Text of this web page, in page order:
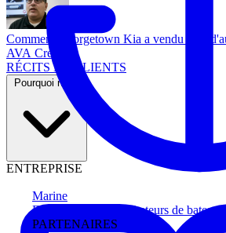
Marine
Faites avancer les acheteurs de bateau
PARTENAIRES
Comment Georgetown Kia a vendu plus
AVA Credit
RÉCITS DE CLIENTS
Pourquoi nous
ENTREPRISE